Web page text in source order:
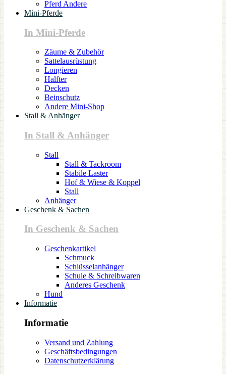
Pferd Andere
Mini-Pferde
In Mini-Pferde
Zäume & Zubehör
Sattelausrüstung
Longieren
Halfter
Decken
Beinschutz
Andere Mini-Shop
Stall & Anhänger
In Stall & Anhänger
Stall
Stall & Tackroom
Stabile Laster
Hof & Wiese & Koppel
Stall
Anhänger
Geschenk & Sachen
In Geschenk & Sachen
Geschenkartikel
Schmuck
Schlüsselanhänger
Schule & Schreibwaren
Anderes Geschenk
Hund
Informatie
Informatie
Versand und Zahlung
Geschäftsbedingungen
Datenschutzerklärung